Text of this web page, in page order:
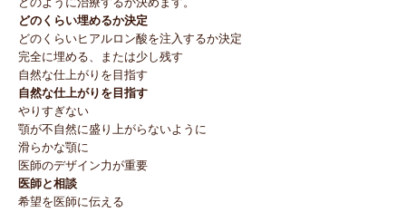
どのくらい埋めるか決定
どのくらいヒアルロン酸を注入するか決定
完全に埋める、または少し残す
自然な仕上がりを目指す
自然な仕上がりを目指す
やりすぎない
顎が不自然に盛り上がらないように
滑らかな顎に
医師のデザイン力が重要
医師と相談
希望を医師に伝える